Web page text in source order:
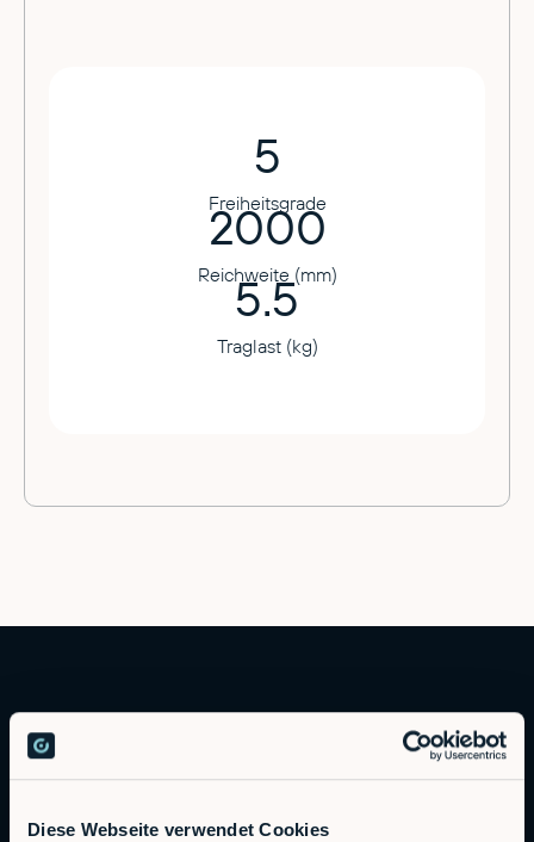
Diese Webseite verwendet Cookies
5
Freiheitsgrade
2000
Reichweite (mm)
5.5
Traglast (kg)